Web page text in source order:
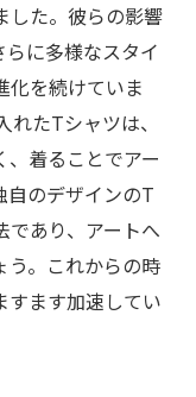
した。彼らの影響
に多様なスタイ
化を続けていま
たTシャツは、
着ることでアー
自のデザインのT
であり、アートへ
う。これからの時
すます加速してい